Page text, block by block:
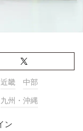
近畿 中部
九州・沖縄
ン